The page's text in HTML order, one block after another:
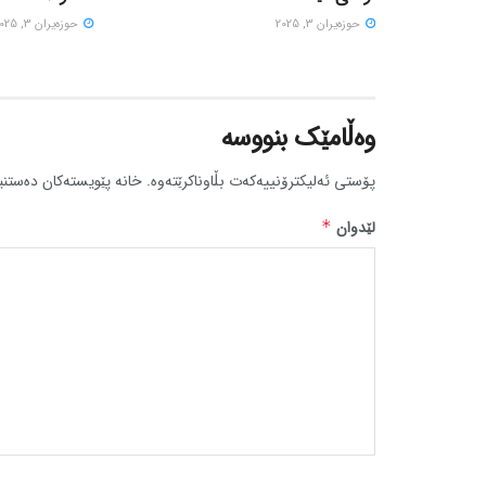
حوزه‌یران 3, 2025 حوزه‌یران 3, 2025
وەڵامێک بنووسە
پۆستی ئەلیکترۆنییەکەت بڵاوناکرێتەوە. خانە پێویستەکان
لێدوان *